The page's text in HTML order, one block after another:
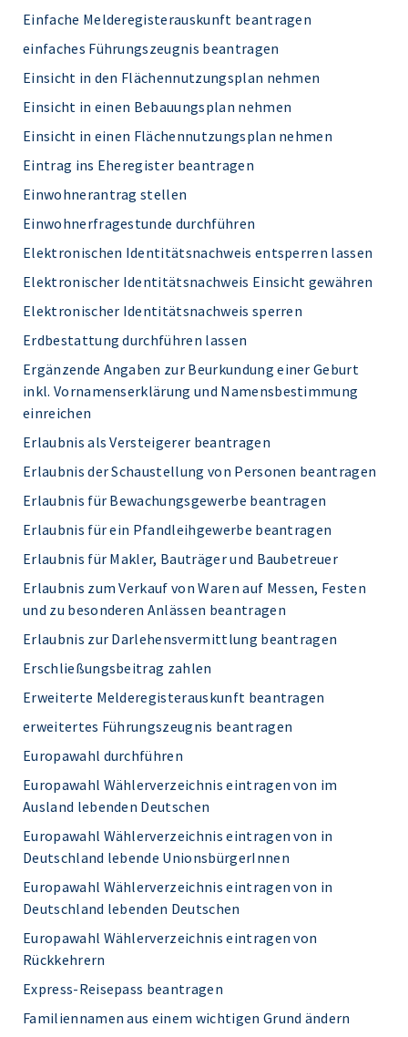
Einfache Melderegisterauskunft beantragen
einfaches Führungszeugnis beantragen
Einsicht in den Flächennutzungsplan nehmen
Einsicht in einen Bebauungsplan nehmen
Einsicht in einen Flächennutzungsplan nehmen
Eintrag ins Eheregister beantragen
Einwohnerantrag stellen
Einwohnerfragestunde durchführen
Elektronischen Identitätsnachweis entsperren lassen
Elektronischer Identitätsnachweis Einsicht gewähren
Elektronischer Identitätsnachweis sperren
Erdbestattung durchführen lassen
Ergänzende Angaben zur Beurkundung einer Geburt
inkl. Vornamenserklärung und Namensbestimmung
einreichen
Erlaubnis als Versteigerer beantragen
Erlaubnis der Schaustellung von Personen beantragen
Erlaubnis für Bewachungsgewerbe beantragen
Erlaubnis für ein Pfandleihgewerbe beantragen
Erlaubnis für Makler, Bauträger und Baubetreuer
Erlaubnis zum Verkauf von Waren auf Messen, Festen
und zu besonderen Anlässen beantragen
Erlaubnis zur Darlehensvermittlung beantragen
Erschließungsbeitrag zahlen
Erweiterte Melderegisterauskunft beantragen
erweitertes Führungszeugnis beantragen
Europawahl durchführen
Europawahl Wählerverzeichnis eintragen von im
Ausland lebenden Deutschen
Europawahl Wählerverzeichnis eintragen von in
Deutschland lebende UnionsbürgerInnen
Europawahl Wählerverzeichnis eintragen von in
Deutschland lebenden Deutschen
Europawahl Wählerverzeichnis eintragen von
Rückkehrern
Express-Reisepass beantragen
Familiennamen aus einem wichtigen Grund ändern